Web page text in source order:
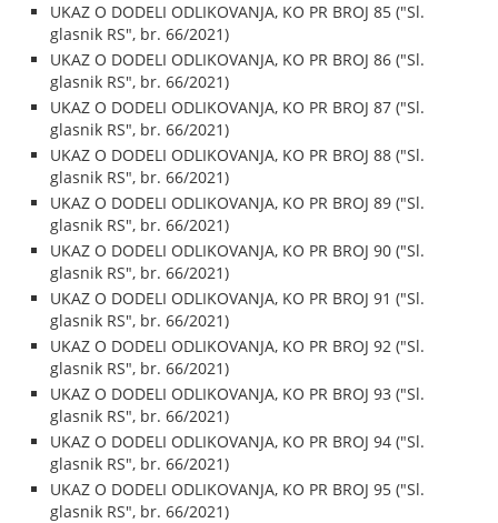
UKAZ O DODELI ODLIKOVANJA, KO PR BROJ 85 ("Sl.
glasnik RS", br. 66/2021)
UKAZ O DODELI ODLIKOVANJA, KO PR BROJ 86 ("Sl.
glasnik RS", br. 66/2021)
UKAZ O DODELI ODLIKOVANJA, KO PR BROJ 87 ("Sl.
glasnik RS", br. 66/2021)
UKAZ O DODELI ODLIKOVANJA, KO PR BROJ 88 ("Sl.
glasnik RS", br. 66/2021)
UKAZ O DODELI ODLIKOVANJA, KO PR BROJ 89 ("Sl.
glasnik RS", br. 66/2021)
UKAZ O DODELI ODLIKOVANJA, KO PR BROJ 90 ("Sl.
glasnik RS", br. 66/2021)
UKAZ O DODELI ODLIKOVANJA, KO PR BROJ 91 ("Sl.
glasnik RS", br. 66/2021)
UKAZ O DODELI ODLIKOVANJA, KO PR BROJ 92 ("Sl.
glasnik RS", br. 66/2021)
UKAZ O DODELI ODLIKOVANJA, KO PR BROJ 93 ("Sl.
glasnik RS", br. 66/2021)
UKAZ O DODELI ODLIKOVANJA, KO PR BROJ 94 ("Sl.
glasnik RS", br. 66/2021)
UKAZ O DODELI ODLIKOVANJA, KO PR BROJ 95 ("Sl.
glasnik RS", br. 66/2021)